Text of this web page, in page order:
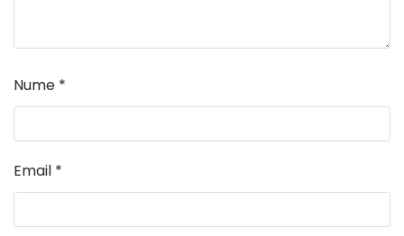
Nume *
Email *